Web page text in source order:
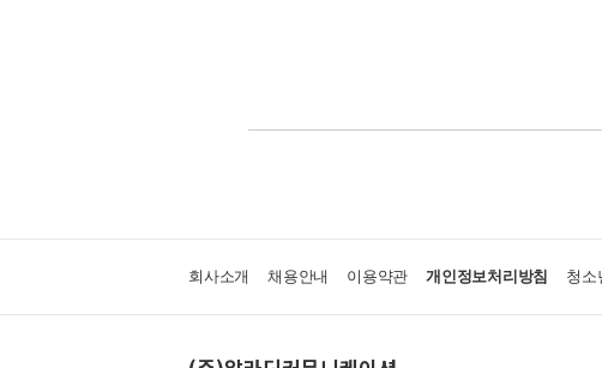
회사소개 채용안내 이용약관 개인정보처리방침 청소